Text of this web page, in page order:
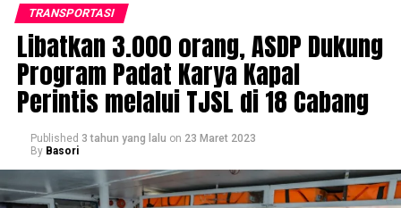
TRANSPORTASI
Libatkan 3.000 orang, ASDP Dukung
Program Padat Karya Kapal
Perintis melalui TJSL di 18 Cabang
Published 3 tahun yang lalu on 23 Maret 2023
By Basori